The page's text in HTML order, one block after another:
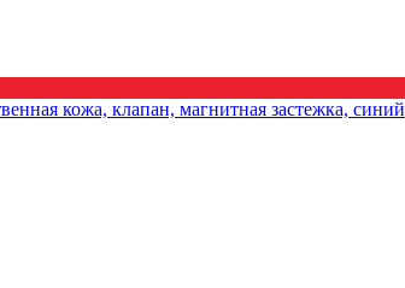
кожа, клапан, магнитная застежка, синий